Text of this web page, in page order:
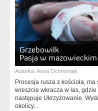
Grzebowilk
Pasja w
Autorka: Anna Ochremiak
Procesja rusza z kościoła,
wreszcie wkracza w las,
następuje Ukrzyżowanie.
okolicy...